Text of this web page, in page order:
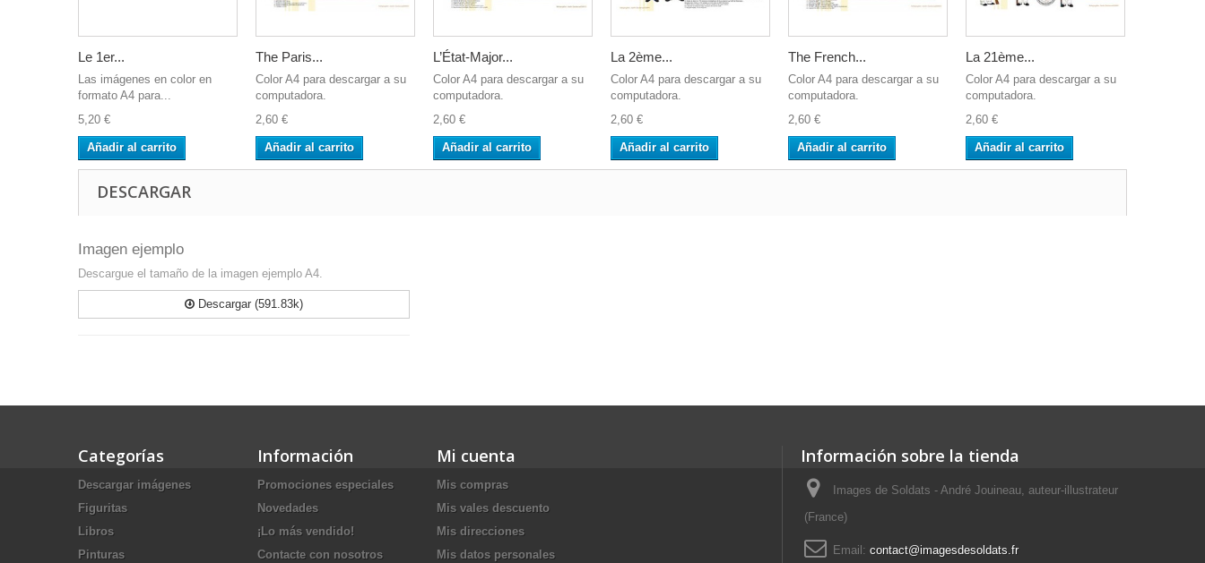
Le 1er...
Las imágenes en color en
formato A4 para...
5,20 €
Añadir al carrito
The Paris...
Color A4 para descargar a su
computadora.
2,60 €
Añadir al carrito
L’État-Major...
Color A4 para descargar a su
computadora.
2,60 €
Añadir al carrito
La 2ème...
Color A4 para descargar a su
computadora.
2,60 €
Añadir al carrito
The French...
Color A4 para descargar a su
computadora.
2,60 €
Añadir al carrito
La 21ème...
Color A4 para descargar a su
computadora.
2,60 €
Añadir al carrito
DESCARGAR
Imagen ejemplo
Descargue el tamaño de la imagen ejemplo A4.
Descargar (591.83k)
Categorías
Descargar imágenes
Figuritas
Libros
Pinturas
Información
Promociones especiales
Novedades
¡Lo más vendido!
Contacte con nosotros
Mi cuenta
Mis compras
Mis vales descuento
Mis direcciones
Mis datos personales
Información sobre la tienda
Images de Soldats - André Jouineau, auteur-illustrateur
(France)
Email: contact@imagesdesoldats.fr